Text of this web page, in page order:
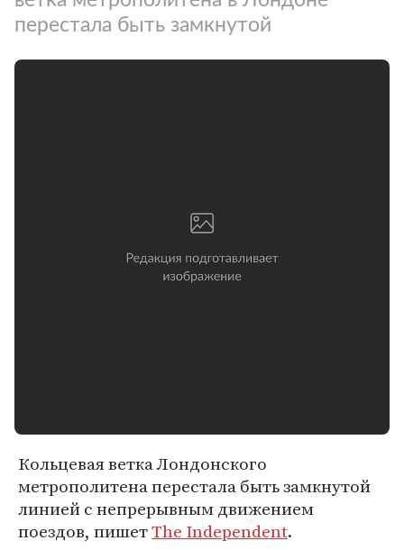
перестала быть замкнутой
Кольцевая ветка Лондонского
метрополитена перестала быть замкнутой
линией с непрерывным движением
поездов, пишетThe Independent.